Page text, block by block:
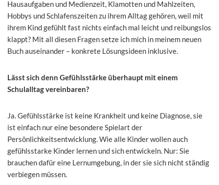
Hausaufgaben und Medienzeit, Klamotten und Mahlzeiten,
Hobbys und Schlafenszeiten zu ihrem Alltag gehören, weil mit
ihrem Kind gefühlt fast nichts einfach mal leicht und reibungslos
klappt? Mit all diesen Fragen setze ich mich in meinem neuen
Buch auseinander – konkrete Lösungsideen inklusive.
Lässt sich denn Gefühlsstärke überhaupt mit einem
Schulalltag vereinbaren?
Ja. Gefühlsstärke ist keine Krankheit und keine Diagnose, sie
ist einfach nur eine besondere Spielart der
Persönlichkeitsentwicklung. Wie alle Kinder wollen auch
gefühlsstarke Kinder lernen und sich entwickeln. Nur: Sie
brauchen dafür eine Lernumgebung, in der sie sich nicht ständig
verbiegen müssen.